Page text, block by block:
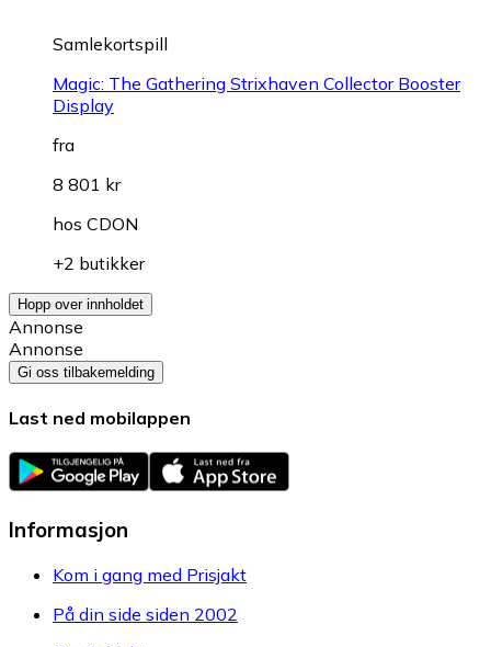
Samlekortspill
Magic: The Gathering Strixhaven Collector Booster
Display
fra
8 801 kr
hos CDON
+2 butikker
Hopp over innholdet
Annonse
Annonse
Gi oss tilbakemelding
Last ned mobilappen
Informasjon
Kom i gang med Prisjakt
På din side siden 2002